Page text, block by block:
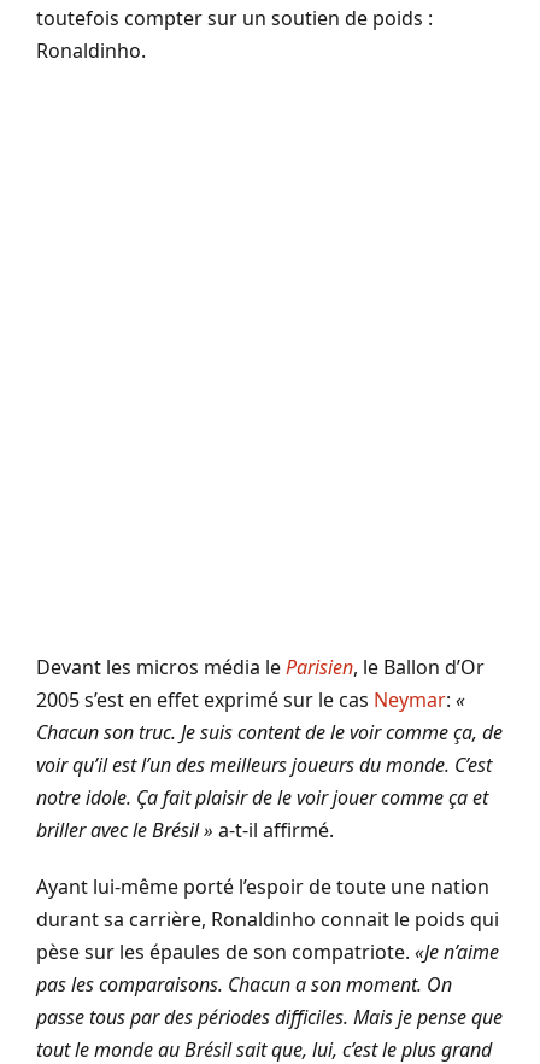
toutefois compter sur un soutien de poids :
Ronaldinho.
Devant les micros média leParisien, le Ballon d’Or
2005 s’est en effet exprimé sur le cas Neymar: «
Chacun son truc. Je suis content de le voir comme ça, de
voir qu’il est l’un des meilleurs joueurs du monde. C’est
notre idole. Ça fait plaisir de le voir jouer comme ça et
briller avec le Brésil » a-t-il affirmé.
Ayant lui-même porté l’espoir de toute une nation
durant sa carrière, Ronaldinho connait le poids qui
pèse sur les épaules de son compatriote. «Je n’aime
pas les comparaisons. Chacun a son moment. On
passe tous par des périodes difficiles. Mais je pense que
tout le monde au Brésil sait que, lui, c’est le plus grand